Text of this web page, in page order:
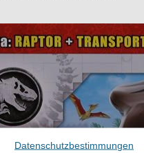
Datenschutzbestimmungen